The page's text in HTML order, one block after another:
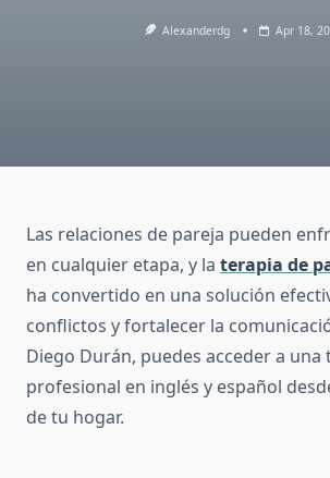
Alexanderdg Apr 18,
Las relaciones de pareja pueden
en cualquier etapa, y la terapia de
ha convertido en una solución
conflictos y fortalecer la
Diego Durán, puedes acceder a una
profesional en inglés y español
de tu hogar.